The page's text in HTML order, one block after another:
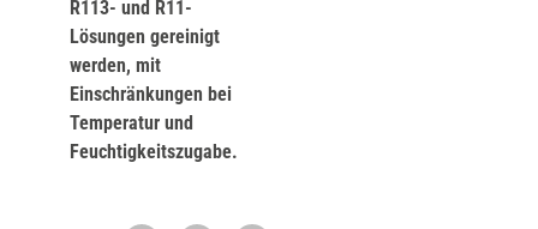
R113- und R11-
Lösungen gereinigt
werden, mit
Einschränkungen bei
Temperatur und
Feuchtigkeitszugabe.